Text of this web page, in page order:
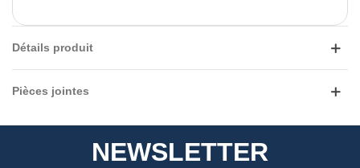
Détails produit
Pièces jointes
NEWSLETTER